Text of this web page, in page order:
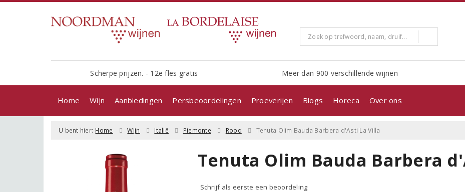
Scherpe prijzen. - 12e fles gratis Meer dan 900 verschillende wijnen
Home Wijn Aanbiedingen Persbeoordelingen Proeverijen Blogs Horeca Over ons
U bent hier: Home Wijn Italië Piemonte Rood Tenuta Olim Bauda Barbera d'Asti La Villa
Tenuta Olim Bauda Barbera
Schrijf als eerste een beoordeling